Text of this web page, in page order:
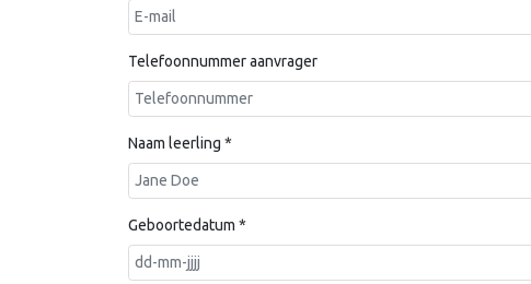
Telefoonnummer aanvrager
Naam leerling *
Geboortedatum *